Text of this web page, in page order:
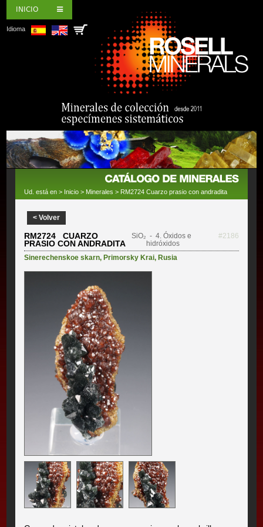
INICIO
Idioma
Ud. está en > Inicio > Minerales > RM2724 Cuarzo prasio con andradita
< Volver
RM2724 CUARZO
PRASIO CON ANDRADITA
SiO₂ - 4. Óxidos e
hidróxidos
#2186
Sinerechenskoe skarn,Primorsky Krai,Rusia